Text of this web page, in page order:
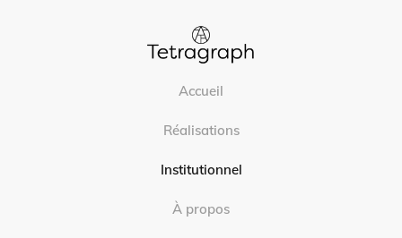
Accueil
Réalisations
Institutionnel
À propos